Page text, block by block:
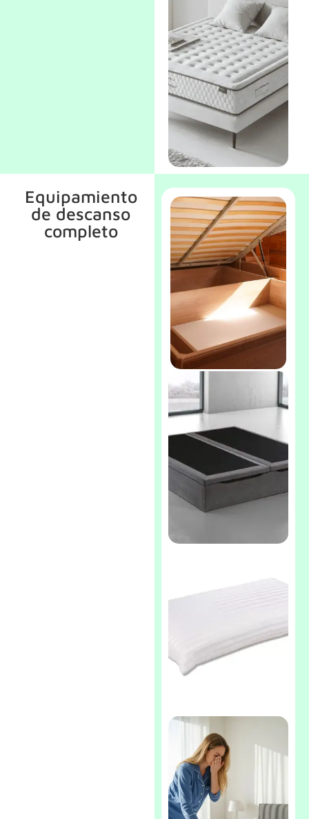
refuerzo lumbar:
estabilidad sin
renunciar al
confort.
Modelos juveniles
o compactos:
perfectos para
camas nido, literas
o espacios
reducidos.
Soluciones
ortopédicas o
extra firmes: para
quienes necesitan
cuidar la espalda.
Equipamiento
de descanso
completo
Canapés
funcionales y
silenciosas